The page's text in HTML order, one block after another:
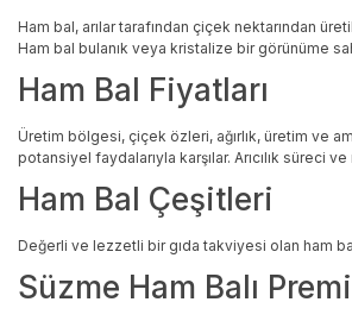
Ham bal, arılar tarafından çiçek nektarından
Ham bal bulanık veya kristalize bir görünüme
Ham Bal Fiyatları
Üretim bölgesi, çiçek özleri, ağırlık, üretim ve
potansiyel faydalarıyla karşılar. Arıcılık süreci
Ham Bal Çeşitleri
Değerli ve lezzetli bir gıda takviyesi olan ham
Süzme Ham Balı